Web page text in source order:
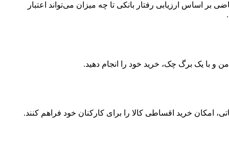
ارزیابی رفتار بانکی تا چه میزان می‌تواند اعتبار
و با یک برگ چک، خرید خود را انجام دهید.
امکان خرید اقساطی کالا را برای کارکنان خود فراهم کنند.